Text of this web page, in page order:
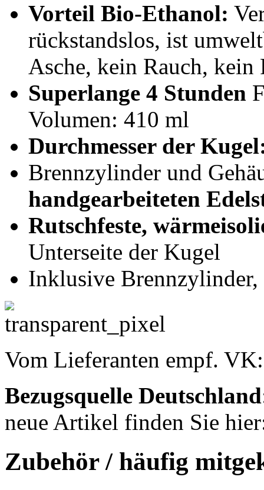
Vorteil Bio-Ethanol:
rückstandslos, ist
Asche, kein Rauch, kein
Superlange 4 Stunden
Volumen: 410 ml
Durchmesser der
Brennzylinder und
handgearbeiteten
Rutschfeste,
Unterseite der Kugel
Inklusive
Vom Lieferanten empf.
Bezugsquelle Deutschland
neue Artikel finden Sie
Zubehör / häufig